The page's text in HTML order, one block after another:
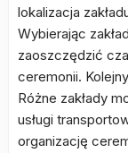
lokalizacja
Wybierając
zaoszczędzić
ceremonii.
Różne zakłady
usługi
organizację